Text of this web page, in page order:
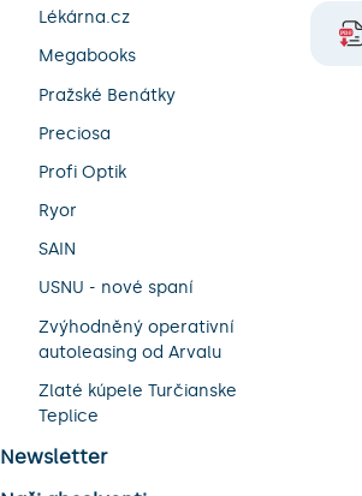
Lékárna.cz
Megabooks
Pražské Benátky
Preciosa
Profi Optik
Ryor
SAIN
USNU - nové spaní
Zvýhodněný operativní
autoleasing od Arvalu
Zlaté kúpele Turčianske
Teplice
Newsletter